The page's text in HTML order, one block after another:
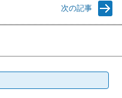
次の記事